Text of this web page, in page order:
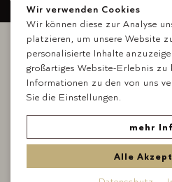
Wir verwenden Cookies
Wir können diese zur Analyse
platzieren, um unsere Website
personalisierte Inhalte
großartiges Website-Erlebnis zu
Informationen zu den von uns
Sie die Einstellungen.
mehr
Alle